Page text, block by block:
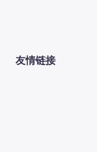
友情链接